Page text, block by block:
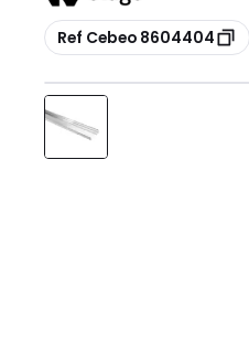
Kopiëren
Ref Cebeo 8604404